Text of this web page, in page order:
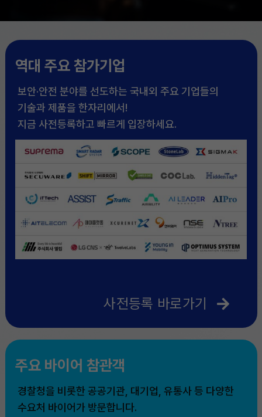
역대 주요 참가기업
보안·안전 분야를 선도하는 국내외 주요 기업들의
기술과 제품을 한자리에서!
지금 사전등록하고 빠르게 입장하세요.
사전등록 바로가기
주요 바이어 참관객
경찰청을 비롯한 공공기관, 대기업, 유통사 등 다양한
수요처 바이어가 방문합니다.